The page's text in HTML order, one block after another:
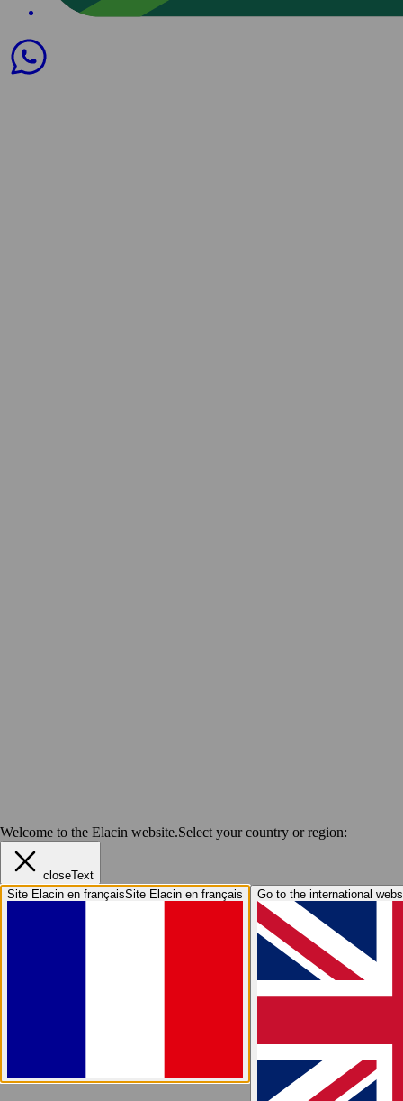
Welcome to the Elacin website.Select your country or region:
closeText
Site Elacin en françaisSite Elacin en français Go to the international